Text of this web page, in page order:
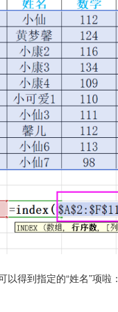
以得到指定的“姓名”项啦：